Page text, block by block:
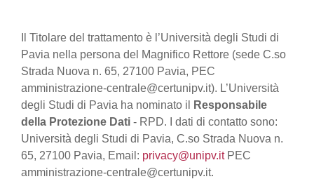
Il Titolare del trattamento è l’Università degli Studi di
Pavia nella persona del Magnifico Rettore (sede C.so
Strada Nuova n. 65, 27100 Pavia, PEC
amministrazione-centrale@certunipv.it). L’Università
degli Studi di Pavia ha nominato il
Responsabile
della Protezione Dati - RPD. I dati di contatto sono:
Università degli Studi di Pavia, C.so Strada Nuova n.
65, 27100 Pavia, Email: privacy@unipv.itPEC
amministrazione-centrale@certunipv.it.